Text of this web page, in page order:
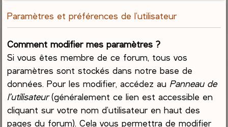
Paramètres et préférences de l’utilisateur
Comment modifier mes paramètres ?
Si vous êtes membre de ce forum, tous vos
paramètres sont stockés dans notre base de
données. Pour les modifier, accédez au Panneau de
l’utilisateur(généralement ce lien est accessible en
cliquant sur votre nom d’utilisateur en haut des
pages du forum). Cela vous permettra de modifier